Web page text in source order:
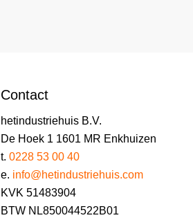
Contact
hetindustriehuis B.V.
De Hoek 1 1601 MR Enkhuizen
t. 0228 53 00 40
e. info@hetindustriehuis.com
KVK 51483904
BTW NL850044522B01